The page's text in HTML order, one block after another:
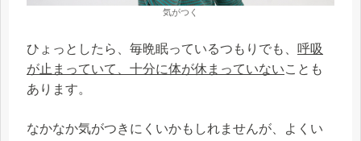
気がつく
ひょっとしたら、毎晩眠っているつもりでも、 呼吸
が止まっていて、十分に体が休まっていないことも
あります。
なかなか気がつきにくいかもしれませんが、よくい